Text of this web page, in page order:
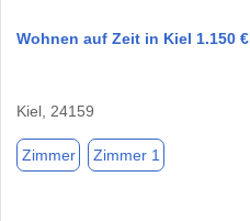
Wohnen auf Zeit in Kiel 1.150 €
Kiel, 24159
Zimmer Zimmer 1